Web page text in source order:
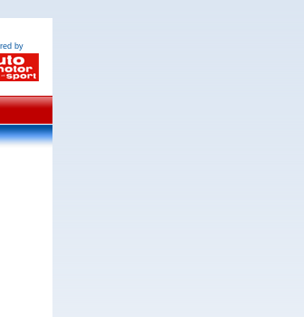
by